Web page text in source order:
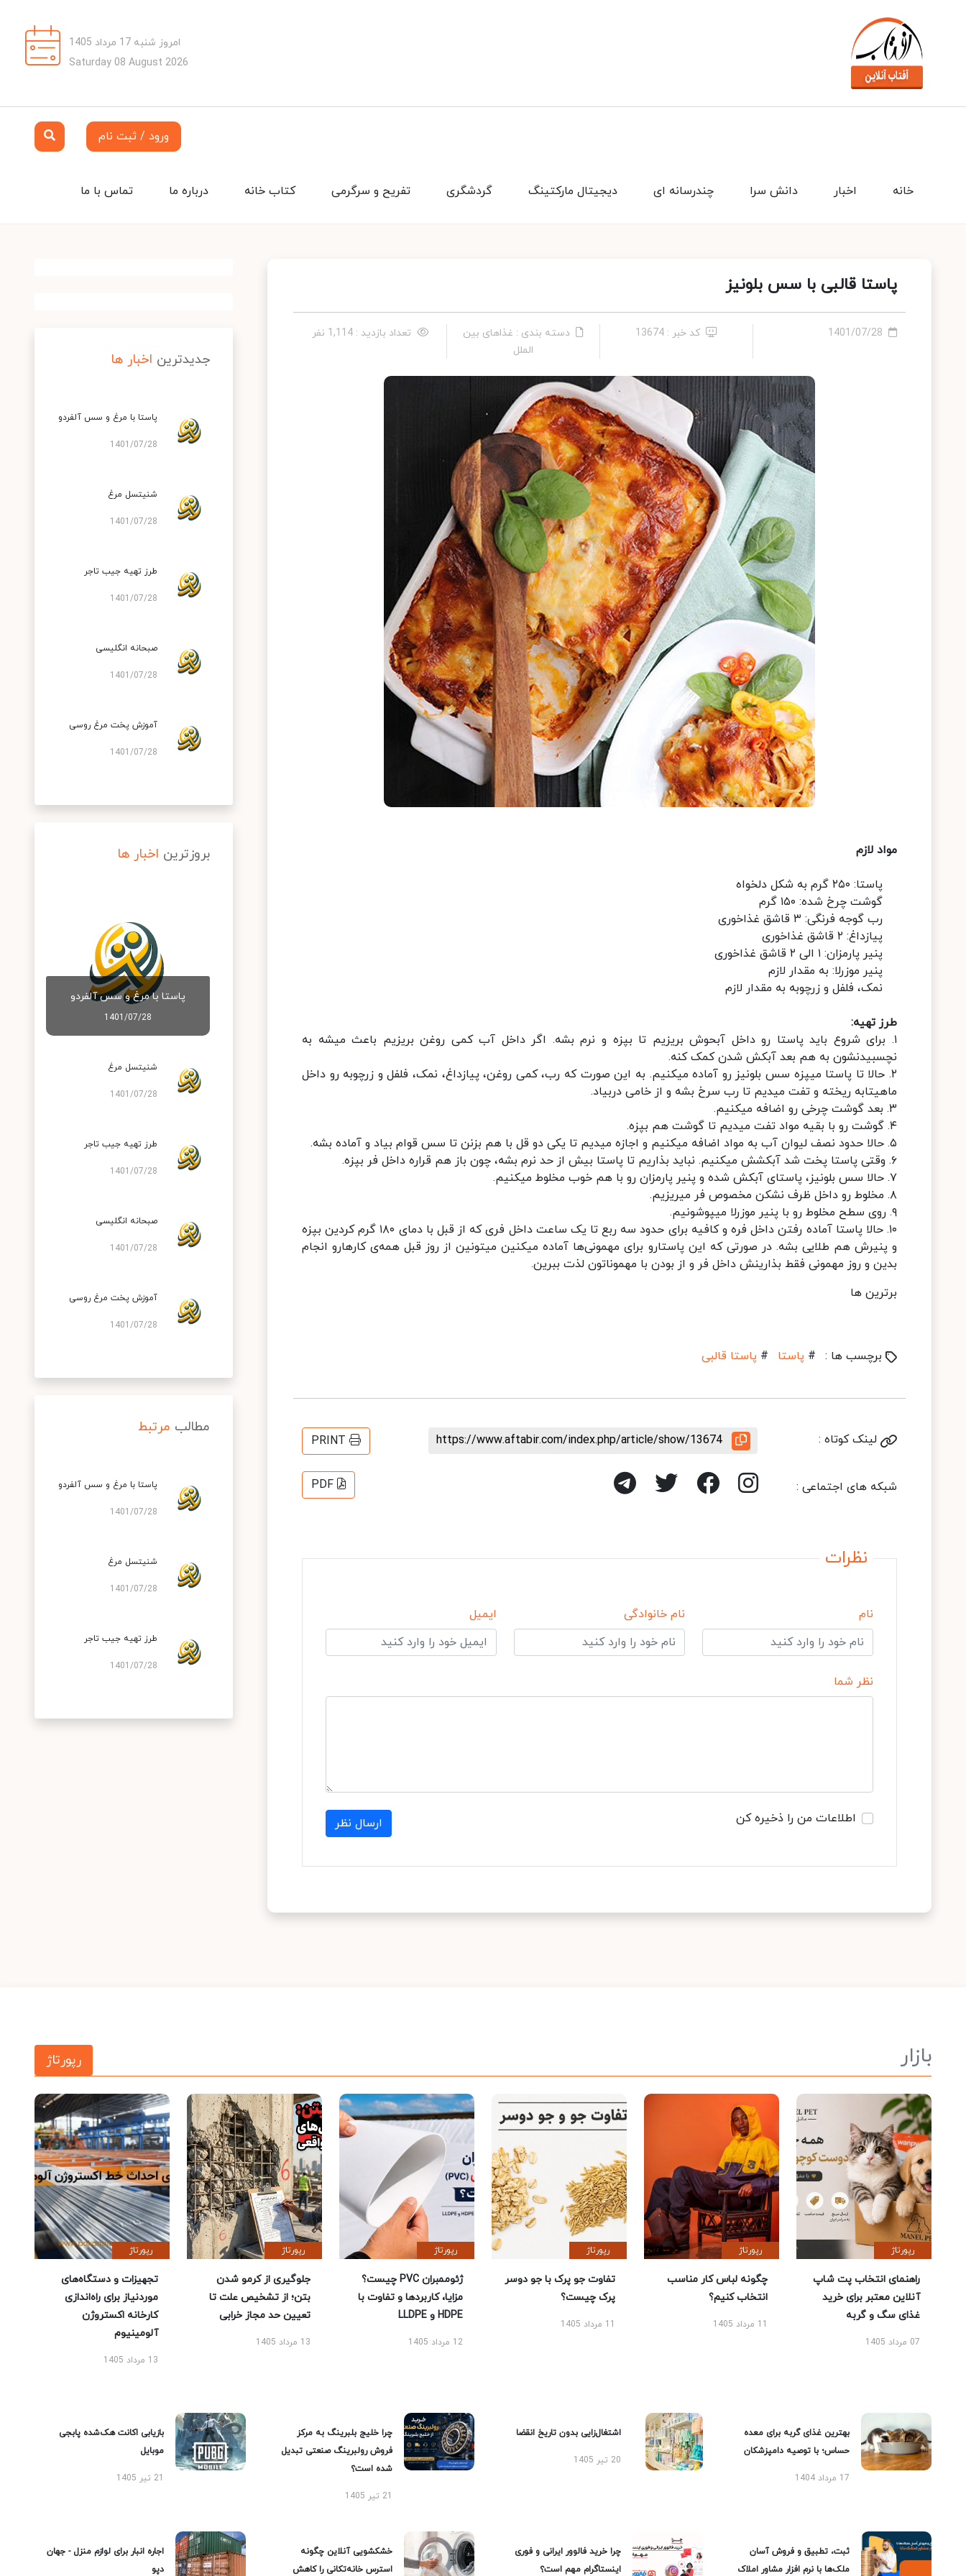
امروز شنبه 17 مرداد 1405
Saturday 08 August 2026
ورود / ثبت نام
تماس با ما درباره ما کتاب خانه تفریح و سرگرمی گردشگری دیجیتال مارکتینگ چندرسانه ای دانش سرا اخبار خانه
پاستا قالبی با سس بلونیز
1401/07/28 کد خبر : 13674
دسته بندی : غذاهای بین
الملل
تعداد بازدید : 1,114 نفر
مواد لازم
پاستا: ۲۵۰ گرم به شکل دلخواه
گوشت چرخ شده: ۱۵۰ گرم
رب گوجه فرنگی: ۳ قاشق غذاخوری
پیازداغ: ۲ قاشق غذاخوری
پنیر پارمزان: ۱ الی ۲ قاشق غذاخوری
پنیر موزرلا: به مقدار لازم
نمک، فلفل و زرچوبه به مقدار لازم
طرز تهیه:
۱. برای شروع باید پاستا رو داخل آبحوش بریزیم تا بپزه و نرم بشه. اگر داخل آب کمی روغن بریزیم باعث میشه به
نچسبیدنشون به هم بعد آبکش شدن کمک کنه.
۲. حالا تا پاستا میپزه سس بلونیز رو آماده میکنیم. به این صورت که رب، کمی روغن، پیازداغ، نمک، فلفل و زرچوبه رو داخل
ماهیتابه ریخته و تفت میدیم تا رب سرخ بشه و از خامی دربیاد.
۳. بعد گوشت چرخی رو اضافه میکنیم.
۴. گوشت رو با بقیه مواد تفت میدیم تا گوشت هم بپزه.
۵. حالا حدود نصف لیوان آب به مواد اضافه میکنیم و اجازه میدیم تا یکی دو قل با هم بزنن تا سس قوام بیاد و آماده بشه.
۶. وقتی پاستا پخت شد آبکشش میکنیم. نباید بذاریم تا پاستا بیش از حد نرم بشه، چون باز هم قراره داخل فر بپزه.
۷. حالا سس بلونیز، پاستای آبکش شده و پنیر پارمزان رو با هم خوب مخلوط میکنیم.
۸. مخلوط رو داخل ظرف نشکن مخصوص فر میریزیم.
۹. روی سطح مخلوط رو با پنیر موزرلا میپوشونیم.
۱۰. حالا پاستا آماده رفتن داخل فره و کافیه برای حدود سه ربع تا یک ساعت داخل فری که از قبل با دمای ۱۸۰ گرم کردین بپزه
و پنیرش هم طلایی بشه. در صورتی که این پاستارو برای مهمونی‌ها آماده میکنین میتونین از روز قبل همه‌ی کارهارو انجام
بدین و روز مهمونی فقط بذارینش داخل فر و از بودن با مهموناتون لذت ببرین.
برترین ها
برچسب ها : # پاستا # پاستا قالبی
لینک کوتاه : https://www.aftabir.com/index.php/article/show/13674
PRINT
شبکه های اجتماعی : PDF
نظرات
نام نام خانوادگی ایمیل
نظر شما
اطلاعات من را ذخیره کن ارسال نظر
جدیدترین اخبار ها
پاستا با مرغ و سس آلفردو
1401/07/28
شنیتسل مرغ
1401/07/28
طرز تهیه جیب تاجر
1401/07/28
صبحانه انگلیسی
1401/07/28
آموزش پخت مرغ روسی
1401/07/28
بروزترین اخبار ها
پاستا با مرغ و سس آلفردو
1401/07/28
شنیتسل مرغ
1401/07/28
طرز تهیه جیب تاجر
1401/07/28
صبحانه انگلیسی
1401/07/28
آموزش پخت مرغ روسی
1401/07/28
مطالب مرتبط
پاستا با مرغ و سس آلفردو
1401/07/28
شنیتسل مرغ
1401/07/28
طرز تهیه جیب تاجر
1401/07/28
بازار رپورتاژ
رپورتاژ
راهنمای انتخاب پت شاپ
آنلاین معتبر برای خرید
غذای سگ و گربه
07 مرداد 1405
رپورتاژ
چگونه لباس کار مناسب
انتخاب کنیم؟
11 مرداد 1405
رپورتاژ
تفاوت جو پرک با جو دوسر
پرک چیست؟
11 مرداد 1405
رپورتاژ
ژئوممبران PVC چیست؟
مزایا، کاربردها و تفاوت با
HDPE و LLDPE
12 مرداد 1405
رپورتاژ
جلوگیری از کرمو شدن
بتن؛ از تشخیص علت تا
تعیین حد مجاز خرابی
13 مرداد 1405
رپورتاژ
تجهیزات و دستگاه‌های
موردنیاز برای راه‌اندازی
کارخانه اکستروژن
آلومینیوم
13 مرداد 1405
بهترین غذای گربه برای معده
حساس؛ با توصیه دامپزشکان
17 مرداد 1404
اشتغال‌زایی بدون تاریخ انقضا
20 تیر 1405
چرا خلیج بلبرینگ به مرکز
فروش رولبرینگ صنعتی تبدیل
شده است؟
21 تیر 1405
بازیابی اکانت هک‌شده پابجی
موبایل
21 تیر 1405
ثبت، تطبیق و فروش آسان
ملک‌ها با نرم افزار مشاور املاک
چرا خرید فالوور ایرانی و فوری
اینستاگرام مهم است؟
خشکشویی آنلاین چگونه
استرس خانه‌تکانی را کاهش
اجاره انبار برای لوازم منزل - جهان
دپو